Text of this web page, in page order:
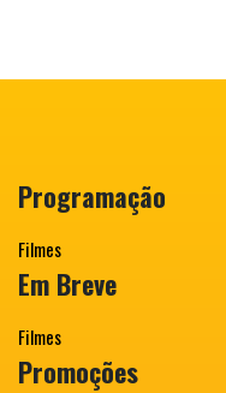
Programação
Filmes
Em Breve
Filmes
Promoções